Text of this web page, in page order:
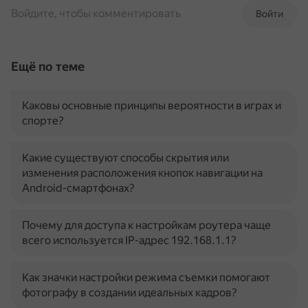
Войти
Войдите, чтобы комментировать
Ещё по теме
Каковы основные принципы вероятности в играх и
спорте?
Какие существуют способы скрытия или
изменения расположения кнопок навигации на
Android-смартфонах?
Почему для доступа к настройкам роутера чаще
всего используется IP-адрес 192.168.1.1?
Как значки настройки режима съемки помогают
фотографу в создании идеальных кадров?